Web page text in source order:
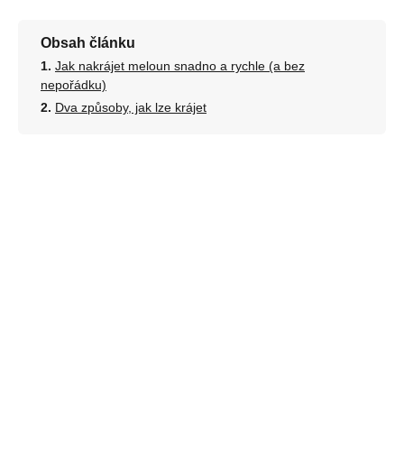
Obsah článku
Jak nakrájet meloun snadno a rychle (a bez
nepořádku)
Dva způsoby, jak lze krájet